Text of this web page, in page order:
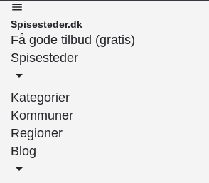
Spisesteder.dk
Få gode tilbud (gratis)
Spisesteder
Kategorier
Kommuner
Regioner
Blog